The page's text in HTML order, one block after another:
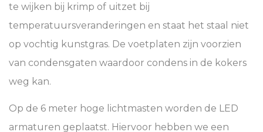
te wijken bij krimp of uitzet bij
temperatuursveranderingen en staat het staal niet
op vochtig kunstgras. De voetplaten zijn voorzien
van condensgaten waardoor condens in de kokers
weg kan.
Op de 6 meter hoge lichtmasten worden de LED
armaturen geplaatst. Hiervoor hebben we een